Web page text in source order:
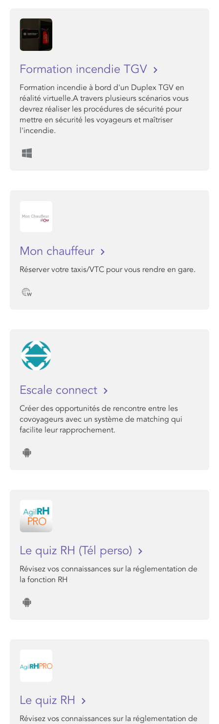
Formation incendie TGV
Formation incendie à bord d'un Duplex TGV en
réalité virtuelle.A travers plusieurs scénarios vous
devrez réaliser les procédures de sécurité pour
mettre en sécurité les voyageurs et maîtriser
l'incendie.
Mon chauffeur
Réserver votre taxis/VTC pour vous rendre en gare.
Escale connect
Créer des opportunités de rencontre entre les
covoyageurs avec un système de matching qui
facilite leur rapprochement.
Le quiz RH (Tél perso)
Révisez vos connaissances sur la réglementation de
la fonction RH
Le quiz RH
Révisez vos connaissances sur la réglementation de